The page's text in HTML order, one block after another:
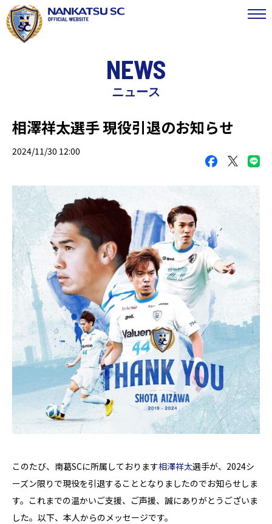
NEWS
ニュース
相澤祥太選手 現役引退のお知らせ
2024/11/30 12:00
このたび、南葛SCに所属しております相澤祥太選手が、2024シ
ーズン限りで現役を引退することとなりましたのでお知らせしま
す。これまでの温かいご支援、ご声援、誠にありがとうございま
した。以下、本人からのメッセージです。